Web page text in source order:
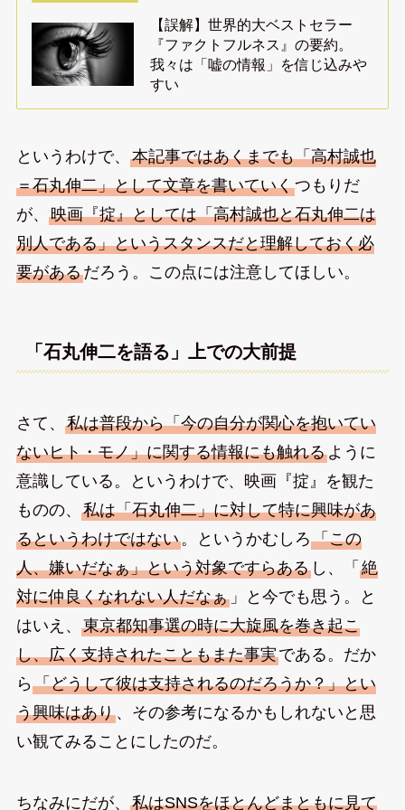
【誤解】世界的大ベストセラー
『ファクトフルネス』の要約。
我々は「嘘の情報」を信じ込みや
すい
というわけで、 本記事ではあくまでも「高村誠也
＝石丸伸二」として文章を書いていくつもりだ
が、 映画『掟』としては「高村誠也と石丸伸二は
別人である」というスタンスだと理解しておく必
要があるだろう。この点には注意してほしい。
「石丸伸二を語る」上での大前提
さて、 私は普段から「今の自分が関心を抱いてい
ないヒト・モノ」に関する情報にも触れるように
意識している。というわけで、映画『掟』を観た
ものの、 私は「石丸伸二」に対して特に興味があ
るというわけではない。というかむしろ「この
人、嫌いだなぁ」という対象ですらあるし、「 絶
対に仲良くなれない人だなぁ」と今でも思う。と
はいえ、 東京都知事選の時に大旋風を巻き起こ
し、広く支持されたこともまた事実である。だか
ら「どうして彼は支持されるのだろうか？」とい
う興味はあり、その参考になるかもしれないと思
い観てみることにしたのだ。
ちなみにだが、 私はSNSをほとんどまともに見て